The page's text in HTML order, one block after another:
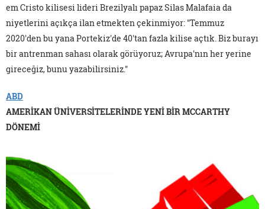
em Cristo kilisesi lideri Brezilyalı papaz Silas Malafaia da
niyetlerini açıkça ilan etmekten çekinmiyor: "Temmuz
2020'den bu yana Portekiz'de 40'tan fazla kilise açtık. Biz burayı
bir antrenman sahası olarak görüyoruz; Avrupa'nın her yerine
gireceğiz, bunu yazabilirsiniz."
ABD
AMERİKAN ÜNİVERSİTELERİNDE YENİ BİR MCCARTHY
DÖNEMİ